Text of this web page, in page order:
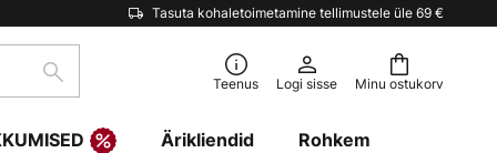
Tasuta kohaletoimetamine tellimustele üle 69 €
Minu ostukorv
Otsi Teenus Logi sisse
Ärikliendid Rohkem